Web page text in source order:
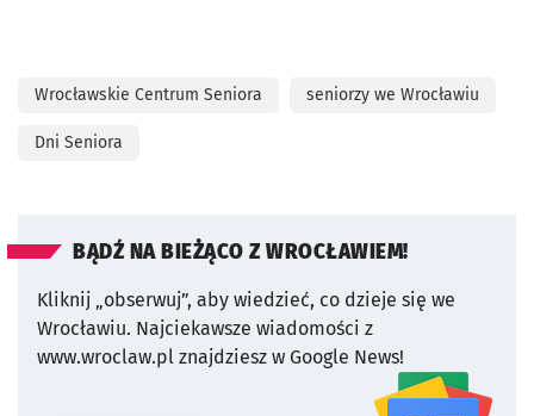
Wrocławskie Centrum Seniora seniorzy we Wrocławiu
Dni Seniora
BĄDŹ NA BIEŻĄCO Z WROCŁAWIEM!
Kliknij „obserwuj”, aby wiedzieć, co dzieje się we
Wrocławiu. Najciekawsze wiadomości z
www.wroclaw.pl znajdziesz w Google News!